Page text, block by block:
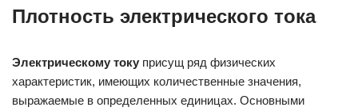
Плотность электрического тока
Электрическому току присущ ряд физических
характеристик, имеющих количественные значения,
выражаемые в определенных единицах. Основными